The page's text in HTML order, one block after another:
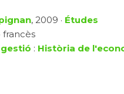
, 2009 · Études
francès
: Història de